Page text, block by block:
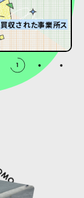
買収された事業所ス
1